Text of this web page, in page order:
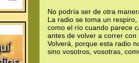
No podría ser de otra
La radio se toma un respiro,
como el río cuando parece
antes de volver a correr con
Volverá, porque esta radio
sino vosotros, vosotras,